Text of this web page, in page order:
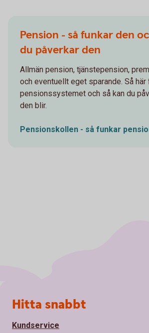
Pension - så funkar den
du påverkar den
Allmän pension, tjänstepension,
och eventuellt eget sparande. Så här
pensionssystemet och så kan du
den blir.
Pensionskollen - så funkar
Sidfot
Hitta snabbt
Kundservice